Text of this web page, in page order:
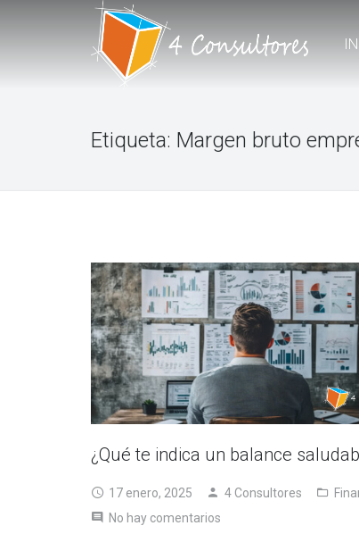
Etiqueta: Margen bruto
¿Qué te indica un balance
17 enero, 2025 4 Consultores
No hay comentarios